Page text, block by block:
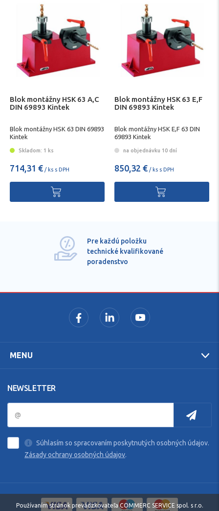
Blok montážny HSK 63 A,C
DIN 69893 Kintek
Blok montážny HSK 63 DIN 69893
Kintek
Skladom: 1 ks
714,31 € / ks s DPH
Blok montážny HSK 63 E,F
DIN 69893 Kintek
Blok montážny HSK E,F 63 DIN
69893 Kintek
na objednávku 10 dní
850,32 € / ks s DPH
Pre každú položku
technické kvalifikované
poradenstvo
MENU
NEWSLETTER
Súhlasím so spracovaním poskytnutých osobných údajov.
Zásady ochrany osobných údajov.
Používaním stránok prevádzkovateľa COMMERC SERVICE spol. s r.o.